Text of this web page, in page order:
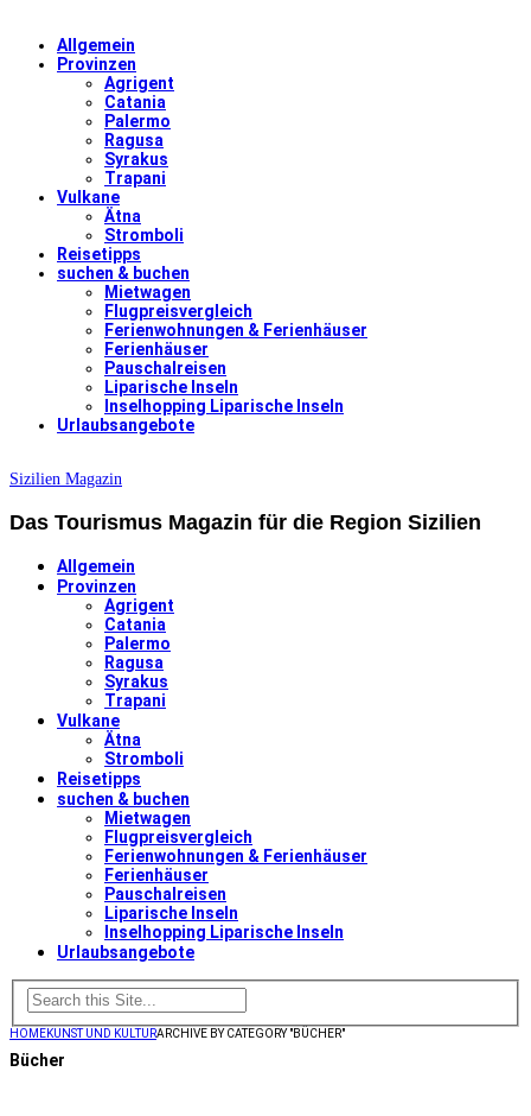
Allgemein
Provinzen
Agrigent
Catania
Palermo
Ragusa
Syrakus
Trapani
Vulkane
Ätna
Stromboli
Reisetipps
suchen & buchen
Mietwagen
Flugpreisvergleich
Ferienwohnungen & Ferienhäuser
Ferienhäuser
Pauschalreisen
Liparische Inseln
Inselhopping Liparische Inseln
Urlaubsangebote
Sizilien Magazin
Das Tourismus Magazin für die Region Sizilien
Allgemein
Provinzen
Agrigent
Catania
Palermo
Ragusa
Syrakus
Trapani
Vulkane
Ätna
Stromboli
Reisetipps
suchen & buchen
Mietwagen
Flugpreisvergleich
Ferienwohnungen & Ferienhäuser
Ferienhäuser
Pauschalreisen
Liparische Inseln
Inselhopping Liparische Inseln
Urlaubsangebote
HOMEKUNST UND KULTURARCHIVE BY CATEGORY "BÜCHER"
Bücher